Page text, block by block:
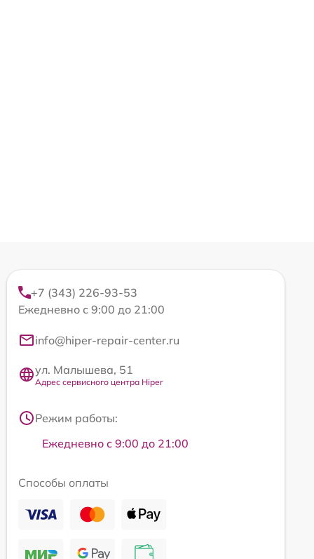
+7 (343) 226-93-53
Ежедневно с 9:00 до 21:00
info@hiper-repair-center.ru
ул. Малышева, 51
Адрес сервисного центра Hiper
Режим работы:
Ежедневно с 9:00 до 21:00
Способы оплаты